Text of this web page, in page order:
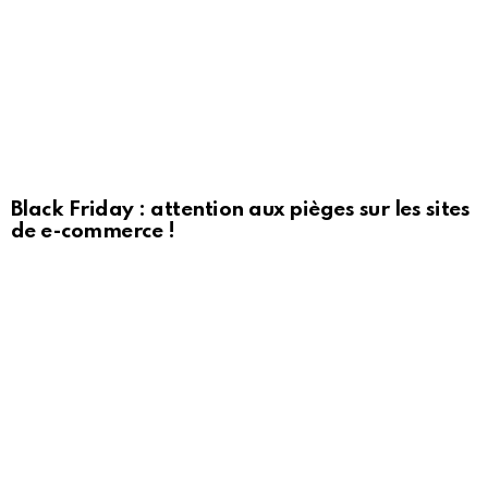
Black Friday : attention aux pièges sur les sites
de e-commerce !